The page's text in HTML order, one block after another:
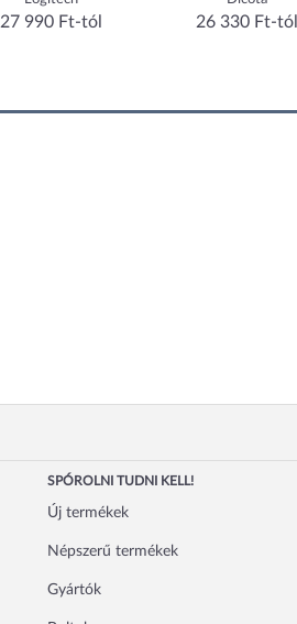
27 990 Ft-tól 26 330 Ft-tól
SPÓROLNI TUDNI KELL!
Új termékek
Népszerű termékek
Gyártók